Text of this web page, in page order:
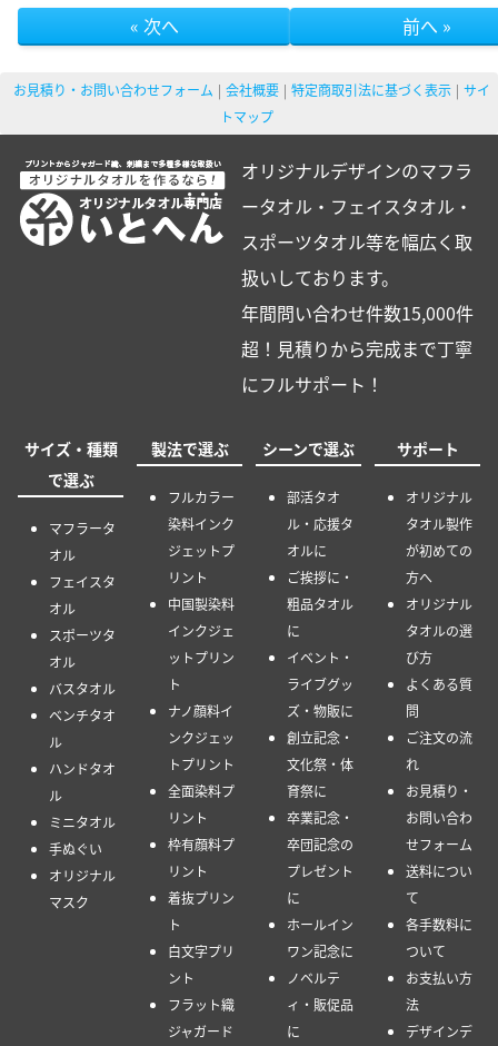
« 次へ
前へ »
お見積り・お問い合わせフォーム 会社概要 特定商取引法に基づく表示
サイ
トマップ
オリジナルデザインのマフラ
ータオル・フェイスタオル・
スポーツタオル等を幅広く取
扱いしております。
年間問い合わせ件数15,000件
超！見積りから完成まで丁寧
にフルサポート！
サイズ・種類
で選ぶ
マフラータ
オル
フェイスタ
オル
スポーツタ
オル
バスタオル
ベンチタオ
ル
ハンドタオ
ル
ミニタオル
手ぬぐい
オリジナル
マスク
製法で選ぶ
フルカラー
染料インク
ジェットプ
リント
中国製染料
インクジェ
ットプリン
ト
ナノ顔料イ
ンクジェッ
トプリント
全面染料プ
リント
枠有顔料プ
リント
着抜プリン
ト
白文字プリ
ント
フラット織
ジャガード
シーンで選ぶ
部活タオ
ル・応援タ
オルに
ご挨拶に・
粗品タオル
に
イベント・
ライブグッ
ズ・物販に
創立記念・
文化祭・体
育祭に
卒業記念・
卒団記念の
プレゼント
に
ホールイン
ワン記念に
ノベルテ
ィ・販促品
に
サポート
オリジナル
タオル製作
が初めての
方へ
オリジナル
タオルの選
び方
よくある質
問
ご注文の流
れ
お見積り・
お問い合わ
せフォーム
送料につい
て
各手数料に
ついて
お支払い方
法
デザインデ